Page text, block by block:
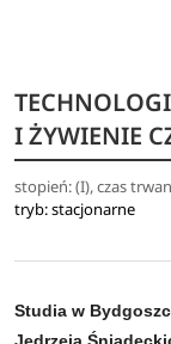
Program
we współpracy z
i zawiera treści
procesem
wykorzystaniem
I ŻYWIENIE
stopień: (I), czas
tryb: stacjonarne
Studia w